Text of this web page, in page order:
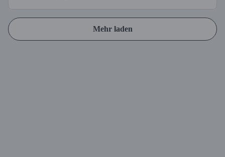
Mehr laden